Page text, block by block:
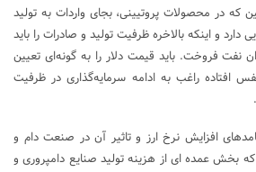
که در محصولات پروتیینی، بجای واردات به تولید
و اینکه بالاخره ظرفیت تولید و صادرات را باید
نفت فروخت. باید قیمت دلار را به گونه‌ای تعیین
راغب به ادامه سرمایه‌گذاری در ظرفیت
افزایش نرخ ارز و تاثیر آن در صنعت دام و
بخش عمده ای از هزینه تولید صنایع دامپروری و